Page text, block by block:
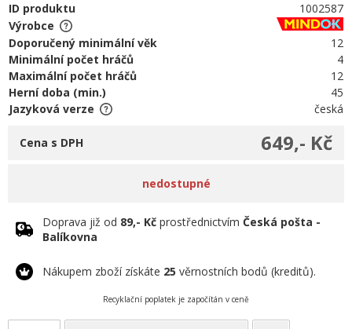
ID produktu
1002587
Výrobce
Doporučený minimální věk
12
Minimální počet hráčů
4
Maximální počet hráčů
12
Herní doba (min.)
45
Jazyková verze
česká
649,- Kč
Cena s DPH
nedostupné
Doprava již od 89,- Kč prostřednictvím Česká pošta -
Balíkovna
Nákupem zboží získáte 25 věrnostních bodů (kreditů).
Recyklační poplatek je započítán v ceně